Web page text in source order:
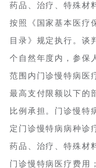
药品、治疗、特殊材
按照《国家基本医疗
目录》规定执行。谈
个自然年度内，参保
范围内门诊慢特病医
最高支付限额以下的
比例承担。门诊慢特
定门诊慢特病病种诊
药品、治疗、特殊材
门诊慢特病医疗费用